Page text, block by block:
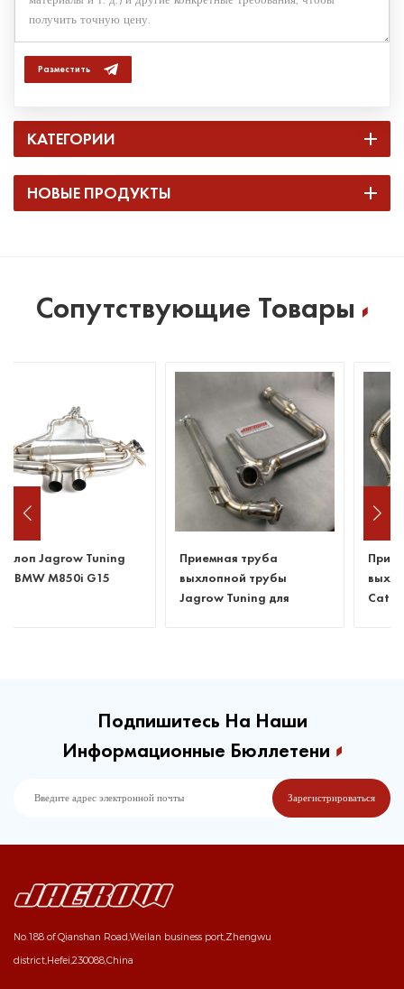
Разместить
КАТЕГОРИИ
НОВЫЕ ПРОДУКТЫ
Сопутствующие Товары
Приемная труба
выхлопной трубы
Приемная труба
выхлопной трубы
Catless для Benz C63
Подпишитесь На Наши
Информационные Бюллетени
No.188 of Qianshan Road,Weilan business port,Zhengwu
district,Hefei,230088,China